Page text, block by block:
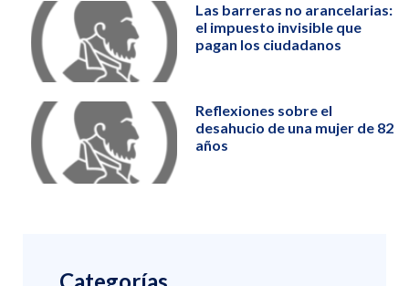
Las barreras no arancelarias:
el impuesto invisible que
pagan los ciudadanos
Reflexiones sobre el
desahucio de una mujer de 82
años